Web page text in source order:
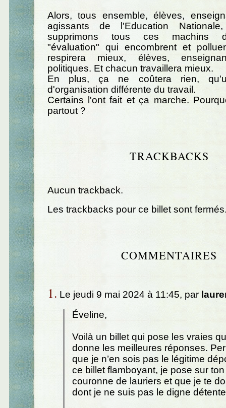
Alors, tous ensemble, élèves,
agissants de l'Education
supprimons tous ces machins
"évaluation" qui encombrent et
respirera mieux, élèves,
politiques. Et chacun travaillera mieux.
En plus, ça ne coûtera rien,
d'organisation différente du travail.
Certains l'ont fait et ça marche.
partout ?
TRACKBACKS
Aucun trackback.
Les trackbacks pour ce billet sont
COMMENTAIRES
1. Le jeudi 9 mai 2024 à 11:45, par
Éveline,
Voilà un billet qui pose les vraies
donne les meilleures réponses.
que je n’en sois pas le légitime
ce billet flamboyant, je pose sur
couronne de lauriers et que je te
dont je ne suis pas le digne